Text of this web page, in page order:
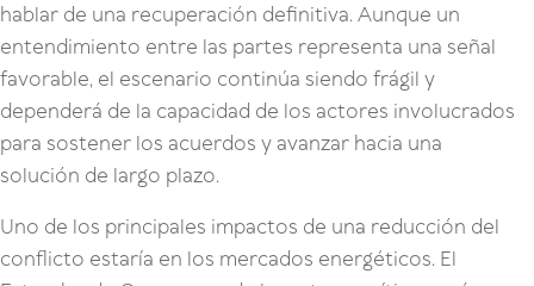
hablar de una recuperación definitiva. Aunque un
entendimiento entre las partes representa una señal
favorable, el escenario continúa siendo frágil y
dependerá de la capacidad de los actores involucrados
para sostener los acuerdos y avanzar hacia una
solución de largo plazo.
Uno de los principales impactos de una reducción del
conflicto estaría en los mercados energéticos. El